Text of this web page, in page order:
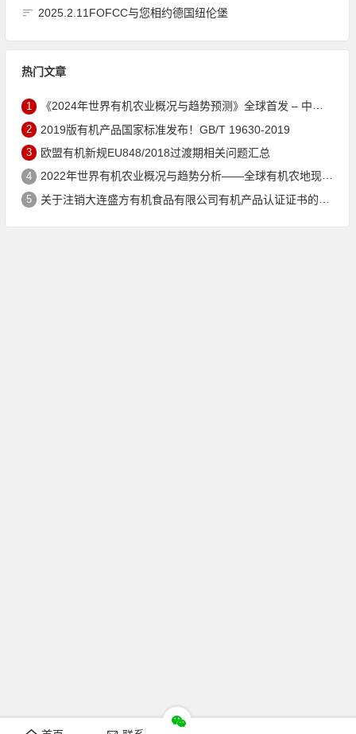
2025.2.11FOFCC与您相约德国纽伦堡
热门文章
1 《2024年世界有机农业概况与趋势预测》全球首发 – 中国有机市场规模跻身世界第三
2 2019版有机产品国家标准发布！GB/T 19630-2019
3 欧盟有机新规EU848/2018过渡期相关问题汇总
4 2022年世界有机农业概况与趋势分析——全球有机农地现状与有机食品（含饮料）市场
5 关于注销大连盛方有机食品有限公司有机产品认证证书的公告